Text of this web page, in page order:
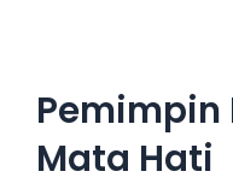
your
verified
user
Pemimpin
Mata Hati